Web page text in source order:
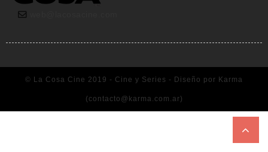
© La Cosa Cine 2019 - Cine y Series - Diseño por Karma
(contacto@karma.com.ar)